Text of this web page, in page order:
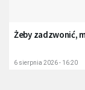
Żeby zadzwonić,
6 sierpnia 2026 - 16:20